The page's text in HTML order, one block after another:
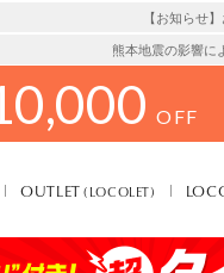
【お知らせ
熊本地震の影響に
OFF
OUTLET(LOCOLET)